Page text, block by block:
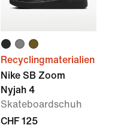
Recyclingmaterialien
Nike SB Zoom
Nyjah 4
Skateboardschuh
CHF 125